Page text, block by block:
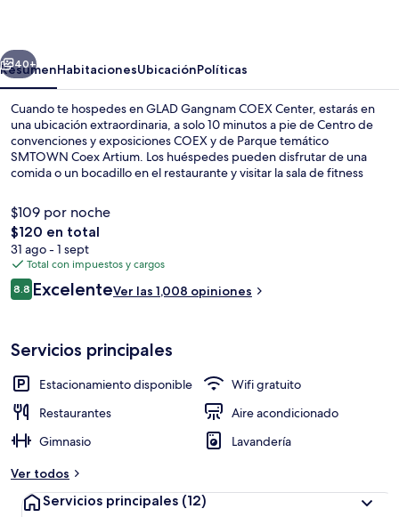
Siguiente
40+
ResumenHabitacionesUbicaciónPolíticas
Cuando te hospedes en GLAD Gangnam COEX Center, estarás en
una ubicación extraordinaria, a solo 10 minutos a pie de Centro de
convenciones y exposiciones COEX y de Parque temático
SMTOWN Coex Artium. Los huéspedes pueden disfrutar de una
comida o un bocadillo en el restaurante y visitar la sala de fitness
Bongeunsa como Centro comercial Lotte World están a solo cinco
minutos en auto. A otros visitantes les gusta que la propiedad está a
una corta distancia a pie de opciones de transporte público:
Estación de metro de Samseong está a unos pasos y Estación de
metro de Sports Complex está a 10 minutos.
$109 por noche
El
precio
total
es
de
$120 en total
31 ago - 1 sept
Total con impuestos y cargos
Opiniones
8.88.8 de 10,
ExcelenteVer las 1,008 opiniones
Servicios principales
Estacionamiento disponible
Wifi gratuito
Restaurantes
Aire acondicionado
Gimnasio
Lavandería
Ver todos
Servicios principales (12)